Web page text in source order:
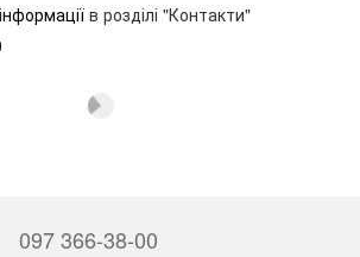
в розділі "Контакти"
097 366-38-00